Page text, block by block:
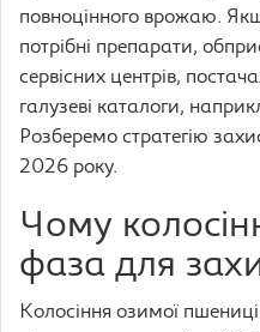
повноцінного врожаю.
потрібні препарати,
сервісних центрів,
галузеві каталоги,
Розберемо стратегію
2026 року.
Чому
фаза для
Колосіння озимої